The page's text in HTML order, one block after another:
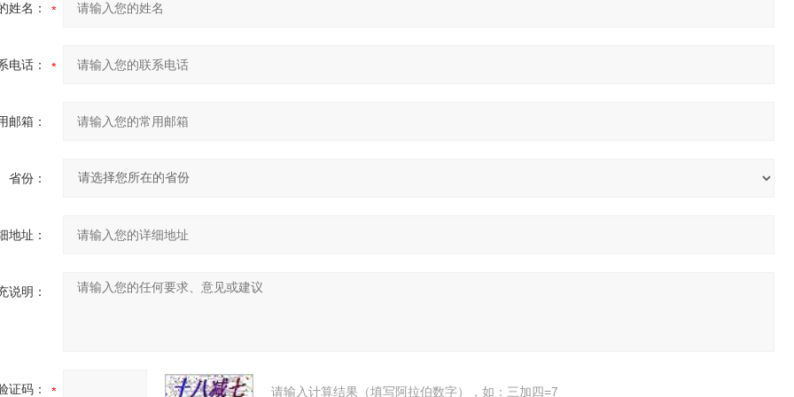
姓名：
电话：
邮箱：
省份：
地址：
说明：
证码： 请输入计算结果（填写阿拉伯数字），如：三加四=7